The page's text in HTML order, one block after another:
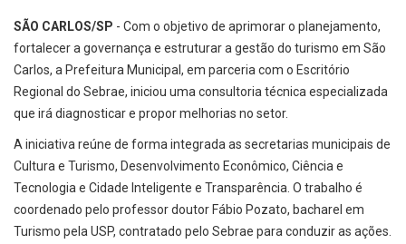
SÃO CARLOS/SP - Com o objetivo de aprimorar o planejamento,
fortalecer a governança e estruturar a gestão do turismo em São
Carlos, a Prefeitura Municipal, em parceria com o Escritório
Regional do Sebrae, iniciou uma consultoria técnica especializada
que irá diagnosticar e propor melhorias no setor.
A iniciativa reúne de forma integrada as secretarias municipais de
Cultura e Turismo, Desenvolvimento Econômico, Ciência e
Tecnologia e Cidade Inteligente e Transparência. O trabalho é
coordenado pelo professor doutor Fábio Pozato, bacharel em
Turismo pela USP, contratado pelo Sebrae para conduzir as ações.